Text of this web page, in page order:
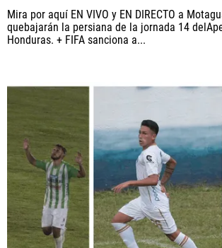
Mira por aquí EN VIVO y EN DIRECTO a
quebajarán la persiana de la jornada 14
Honduras. + FIFA sanciona a...